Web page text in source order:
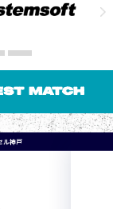
MATCH
ル神戸